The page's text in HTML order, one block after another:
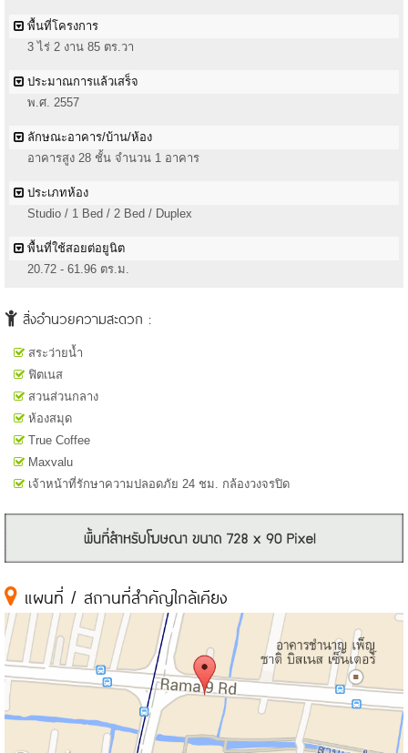
พื้นที่โครงการ
3 ไร่ 2 งาน 85 ตร.วา
ประมาณการแล้วเสร็จ
พ.ศ. 2557
ลักษณะอาคาร/บ้าน/ห้อง
อาคารสูง 28 ชั้น จำนวน 1 อาคาร
ประเภทห้อง
Studio / 1 Bed / 2 Bed / Duplex
พื้นที่ใช้สอยต่อยูนิต
20.72 - 61.96 ตร.ม.
สิ่งอำนวยความสะดวก :
สระว่ายน้ำ
ฟิตเนส
สวนส่วนกลาง
ห้องสมุด
True Coffee
Maxvalu
เจ้าหน้าที่รักษาความปลอดภัย 24 ชม. กล้องวงจรปิด
แผนที่ / สถานที่สำคัญใกล้เคียง